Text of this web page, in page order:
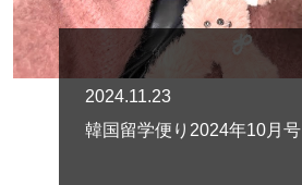
2024.11.23
韓国留学便り2024年10月号